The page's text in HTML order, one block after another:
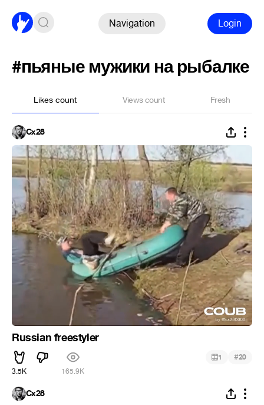
Navigation Login
#пьяные мужики на рыбалке
Likes count Views count Fresh
Cx28
Russian freestyler
3.5K 165.9K
1 #20
Cx28